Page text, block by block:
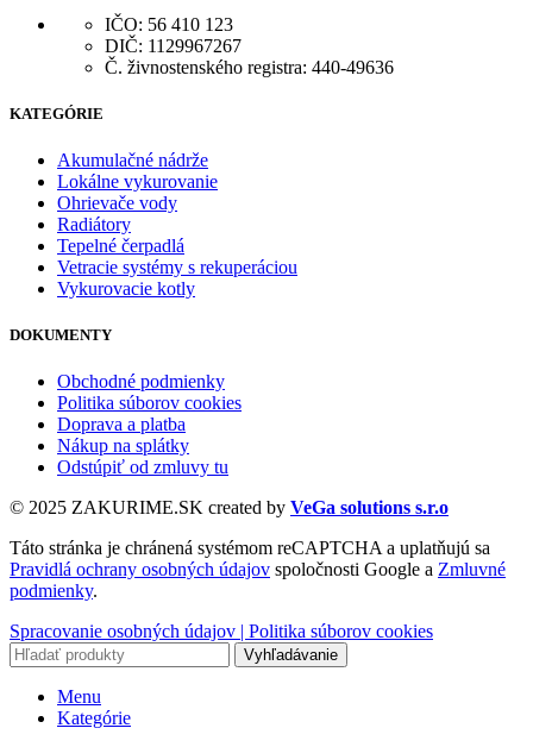
IČO: 56 410 123
DIČ: 1129967267
Č. živnostenského registra: 440-49636
KATEGÓRIE
Akumulačné nádrže
Lokálne vykurovanie
Ohrievače vody
Radiátory
Tepelné čerpadlá
Vetracie systémy s rekuperáciou
Vykurovacie kotly
DOKUMENTY
Obchodné podmienky
Politika súborov cookies
Doprava a platba
Nákup na splátky
Odstúpiť od zmluvy tu
© 2025 ZAKURIME.SK created by VeGa solutions s.r.o
Táto stránka je chránená systémom reCAPTCHA a uplatňujú sa
Pravidlá ochrany osobných údajov spoločnosti Google a Zmluvné
podmienky.
Spracovanie osobných údajov | Politika súborov cookies
Vyhľadávanie
Menu
Kategórie